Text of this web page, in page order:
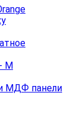
M
МДФ панели